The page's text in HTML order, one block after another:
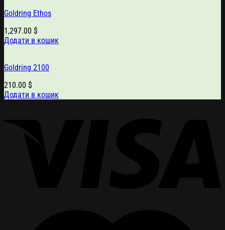
Goldring Ethos
1,297.00 $
Додати в кошик
Goldring 2100
210.00 $
Додати в кошик